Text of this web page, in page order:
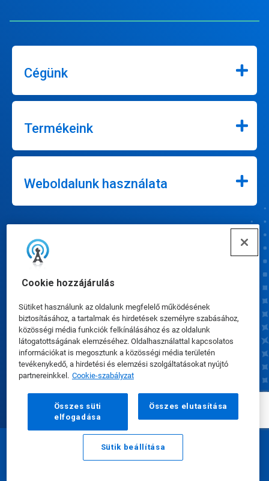
Cookie hozzájárulás
Sütiket használunk az oldalunk megfelelő működésének
biztosításához, a tartalmak és hirdetések személyre szabásához,
közösségi média funkciók felkínálásához és az oldalunk
látogatottságának elemzéséhez. Oldalhasználattal kapcsolatos
információkat is megosztunk a közösségi média területén
tevékenykedő, a hirdetési és elemzési szolgáltatásokat nyújtó
partnereinkkel. Cookie-szabályzat
Összes süti
elfogadása
Összes elutasítása
Sütik beállítása
Cégünk
Termékeink
Weboldalunk használata
Cookie-beállítások
Email Hívás
© Ecolab 2024